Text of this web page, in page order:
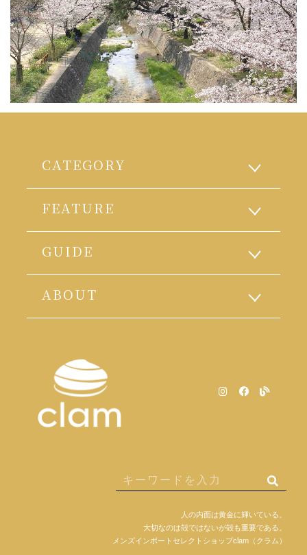
CATEGORY
FEATURE
GUIDE
ABOUT
人の内面は黄金に輝いている。
大切なのは殻ではないが殻も重要である。
メンズインポートセレクトショップclam（クラム）